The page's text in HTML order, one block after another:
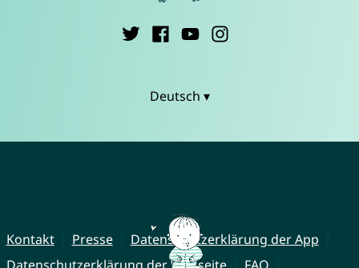
Deutsch ▾
Kontakt Presse
Datenschutzerklärung der App